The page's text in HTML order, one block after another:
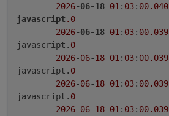
2026-06-18 01 : 03: 00.040
javascript.0
2026-06-18 01 : 03: 00.039
javascript. 0
2026-06-18 01 : 03: 00.039
javascript. 0
2026-06-18 01 : 03: 00.039
javascript. 0
2026-06-18 01 : 03: 00.039